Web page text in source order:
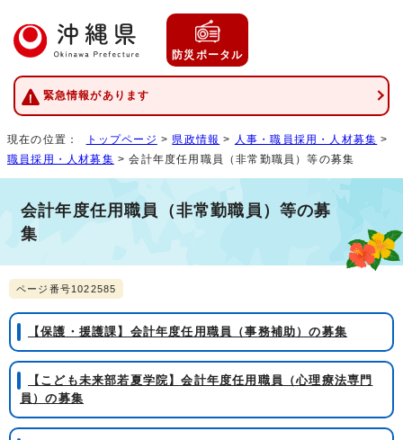
防災ポータル
緊急情報があります
現在の位置： トップページ > 県政情報 > 人事・職員採用・人材募集 >
職員採用・人材募集 > 会計年度任用職員（非常勤職員）等の募集
会計年度任用職員（非常勤職員）等の募
集
ページ番号1022585
【保護・援護課】会計年度任用職員（事務補助）の募集
【こども未来部若夏学院】会計年度任用職員（心理療法専門
員）の募集